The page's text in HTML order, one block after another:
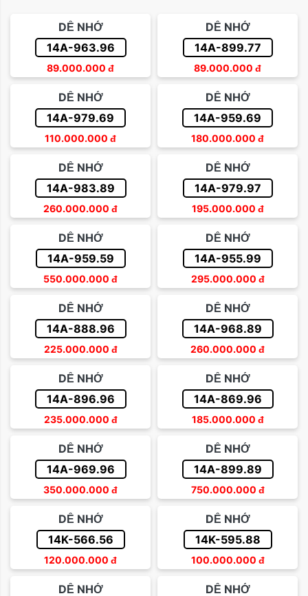
DỄ NHỚ
14A-963.96
89.000.000 đ
DỄ NHỚ
14A-899.77
89.000.000 đ
DỄ NHỚ
14A-979.69
110.000.000 đ
DỄ NHỚ
14A-959.69
180.000.000 đ
DỄ NHỚ
14A-983.89
260.000.000 đ
DỄ NHỚ
14A-979.97
195.000.000 đ
DỄ NHỚ
14A-959.59
550.000.000 đ
DỄ NHỚ
14A-955.99
295.000.000 đ
DỄ NHỚ
14A-888.96
225.000.000 đ
DỄ NHỚ
14A-968.89
260.000.000 đ
DỄ NHỚ
14A-896.96
235.000.000 đ
DỄ NHỚ
14A-869.96
185.000.000 đ
DỄ NHỚ
14A-969.96
350.000.000 đ
DỄ NHỚ
14A-899.89
750.000.000 đ
DỄ NHỚ
14K-566.56
120.000.000 đ
DỄ NHỚ
14K-595.88
100.000.000 đ
DỄ NHỚ
DỄ NHỚ